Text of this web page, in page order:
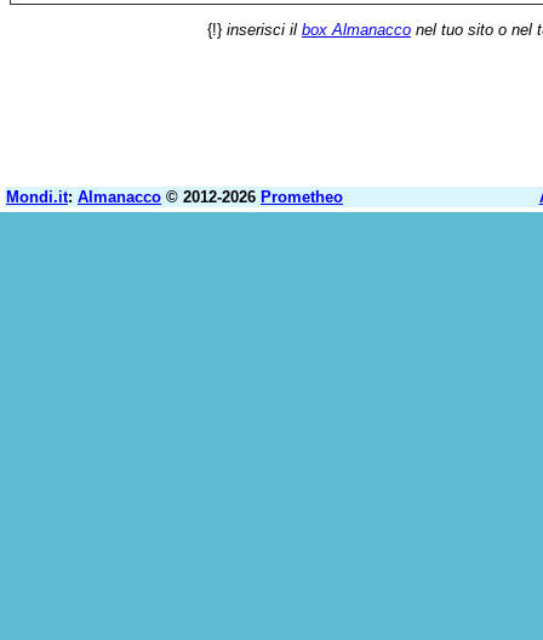
{!} inserisci il box Almanacco nel tuo sito o nel
Mondi.it: Almanacco © 2012-2026 Prometheo